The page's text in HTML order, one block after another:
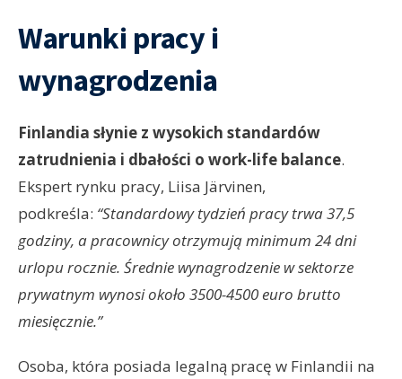
Warunki pracy i
wynagrodzenia
Finlandia słynie z wysokich standardów
zatrudnienia i dbałości o work-life balance.
Ekspert rynku pracy, Liisa Järvinen,
podkreśla: “Standardowy tydzień pracy trwa 37,5
godziny, a pracownicy otrzymują minimum 24 dni
urlopu rocznie. Średnie wynagrodzenie w sektorze
prywatnym wynosi około 3500-4500 euro brutto
miesięcznie.”
Osoba, która posiada legalną pracę w Finlandii na